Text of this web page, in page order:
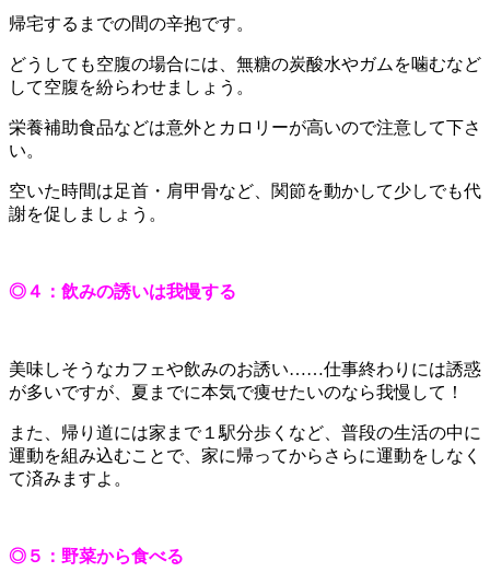
帰宅するまでの間の辛抱です。
どうしても空腹の場合には、無糖の炭酸水やガムを噛むなど
して空腹を紛らわせましょう。
栄養補助食品などは意外とカロリーが高いので注意して下さ
い。
空いた時間は足首・肩甲骨など、関節を動かして少しでも代
謝を促しましょう。
◎４：飲みの誘いは我慢する
美味しそうなカフェや飲みのお誘い……仕事終わりには誘惑
が多いですが、夏までに本気で痩せたいのなら我慢して！
また、帰り道には家まで１駅分歩くなど、普段の生活の中に
運動を組み込むことで、家に帰ってからさらに運動をしなく
て済みますよ。
◎５：野菜から食べる